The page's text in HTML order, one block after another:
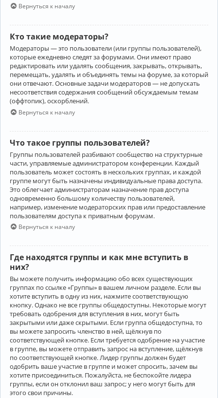
Вернуться к началу
Кто такие модераторы?
Модераторы — это пользователи (или группы пользователей),
которые ежедневно следят за форумами. Они имеют право
редактировать или удалять сообщения, закрывать, открывать,
перемещать, удалять и объединять темы на форуме, за который
они отвечают. Основные задачи модераторов — не допускать
несоответствия содержания сообщений обсуждаемым темам
(оффтопик), оскорблений.
Вернуться к началу
Что такое группы пользователей?
Группы пользователей разбивают сообщество на структурные
части, управляемые администратором конференции. Каждый
пользователь может состоять в нескольких группах, и каждой
группе могут быть назначены индивидуальные права доступа.
Это облегчает администраторам назначение прав доступа
одновременно большому количеству пользователей,
например, изменение модераторских прав или предоставление
пользователям доступа к приватным форумам.
Вернуться к началу
Где находятся группы и как мне вступить в
них?
Вы можете получить информацию обо всех существующих
группах по ссылке «Группы» в вашем личном разделе. Если вы
хотите вступить в одну из них, нажмите соответствующую
кнопку. Однако не все группы общедоступны. Некоторые могут
требовать одобрения для вступления в них, могут быть
закрытыми или даже скрытыми. Если группа общедоступна, то
вы можете запросить членство в ней, щёлкнув по
соответствующей кнопке. Если требуется одобрение на участие
в группе, вы можете отправить запрос на вступление, щёлкнув
по соответствующей кнопке. Лидер группы должен будет
одобрить ваше участие в группе и может спросить, зачем вы
хотите присоединиться. Пожалуйста, не беспокойте лидера
группы, если он отклонил ваш запрос; у него могут быть для
этого свои причины.